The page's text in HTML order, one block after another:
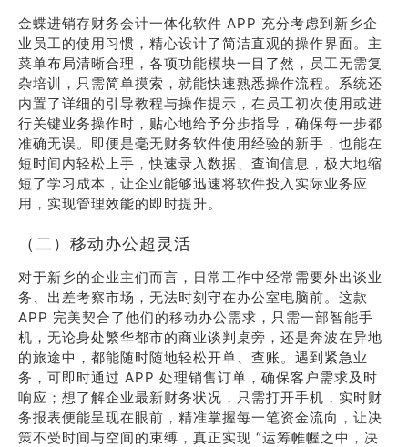
金蝶进销存财务会计一体化软件 APP 充分考虑到新乡企
业员工的使用习惯，精心设计了简洁直观的操作界面。主
菜单布局清晰合理，各项功能模块一目了然，员工无需复
杂培训，只需简单摸索，就能快速熟悉操作流程。系统还
内置了详细的引导教程与操作提示，在员工初次使用或进
行关键业务操作时，贴心地给予分步指导，确保每一步都
准确无误。即便是毫无财务软件使用经验的新手，也能在
短时间内轻松上手，快速录入数据、查询信息，极大地缩
短了学习成本，让企业能够迅速将软件投入实际业务应
用，实现管理效能的即时提升。
（二）移动办公超灵活
对于新乡的企业主们而言，日常工作中经常需要外出谈业
务、出差考察市场，无法时刻守在办公室电脑前。这款
APP 完美契合了他们的移动办公需求，只需一部智能手
机，无论身处繁华都市的商业谈判桌旁，还是奔波在异地
的旅途中，都能随时随地轻松开单、查账。遇到紧急业
务，可即时通过 APP 处理销售订单，确保客户需求及时
响应；想了解企业最新财务状况，只需打开手机，实时财
务报表便能呈现在眼前，精准掌握每一笔资金流向，让决
策不受时间与空间的束缚，真正实现 “运筹帷幄之中，决